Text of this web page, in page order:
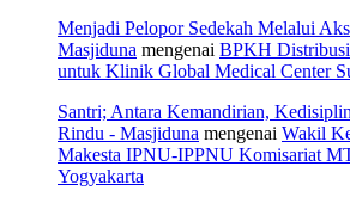
Menjadi Pelopor Sedekah Melalui
Masjiduna mengenai BPKH
untuk Klinik Global Medical Center
Santri; Antara Kemandirian,
Rindu - Masjiduna mengenai Wakil
Makesta IPNU-IPPNU Komisariat
Yogyakarta